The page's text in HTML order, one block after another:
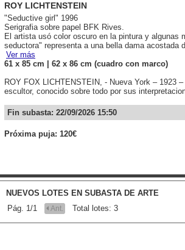
ROY LICHTENSTEIN
"Seductive girl" 1996
Serigrafia sobre papel BFK Rives.
El artista usó color oscuro en la pintura y algunas
seductora" representa a una bella dama acostada
Ver más
61 x 85 cm | 62 x 86 cm (cuadro con marco)
ROY FOX LICHTENSTEIN, - Nueva York – 1923
escultor, conocido sobre todo por sus
Fin subasta: 22/09/2026 15:50
Próxima puja: 120€
NUEVOS LOTES EN SUBASTA DE ARTE
Pág. 1/1
Ant. Total lotes: 3